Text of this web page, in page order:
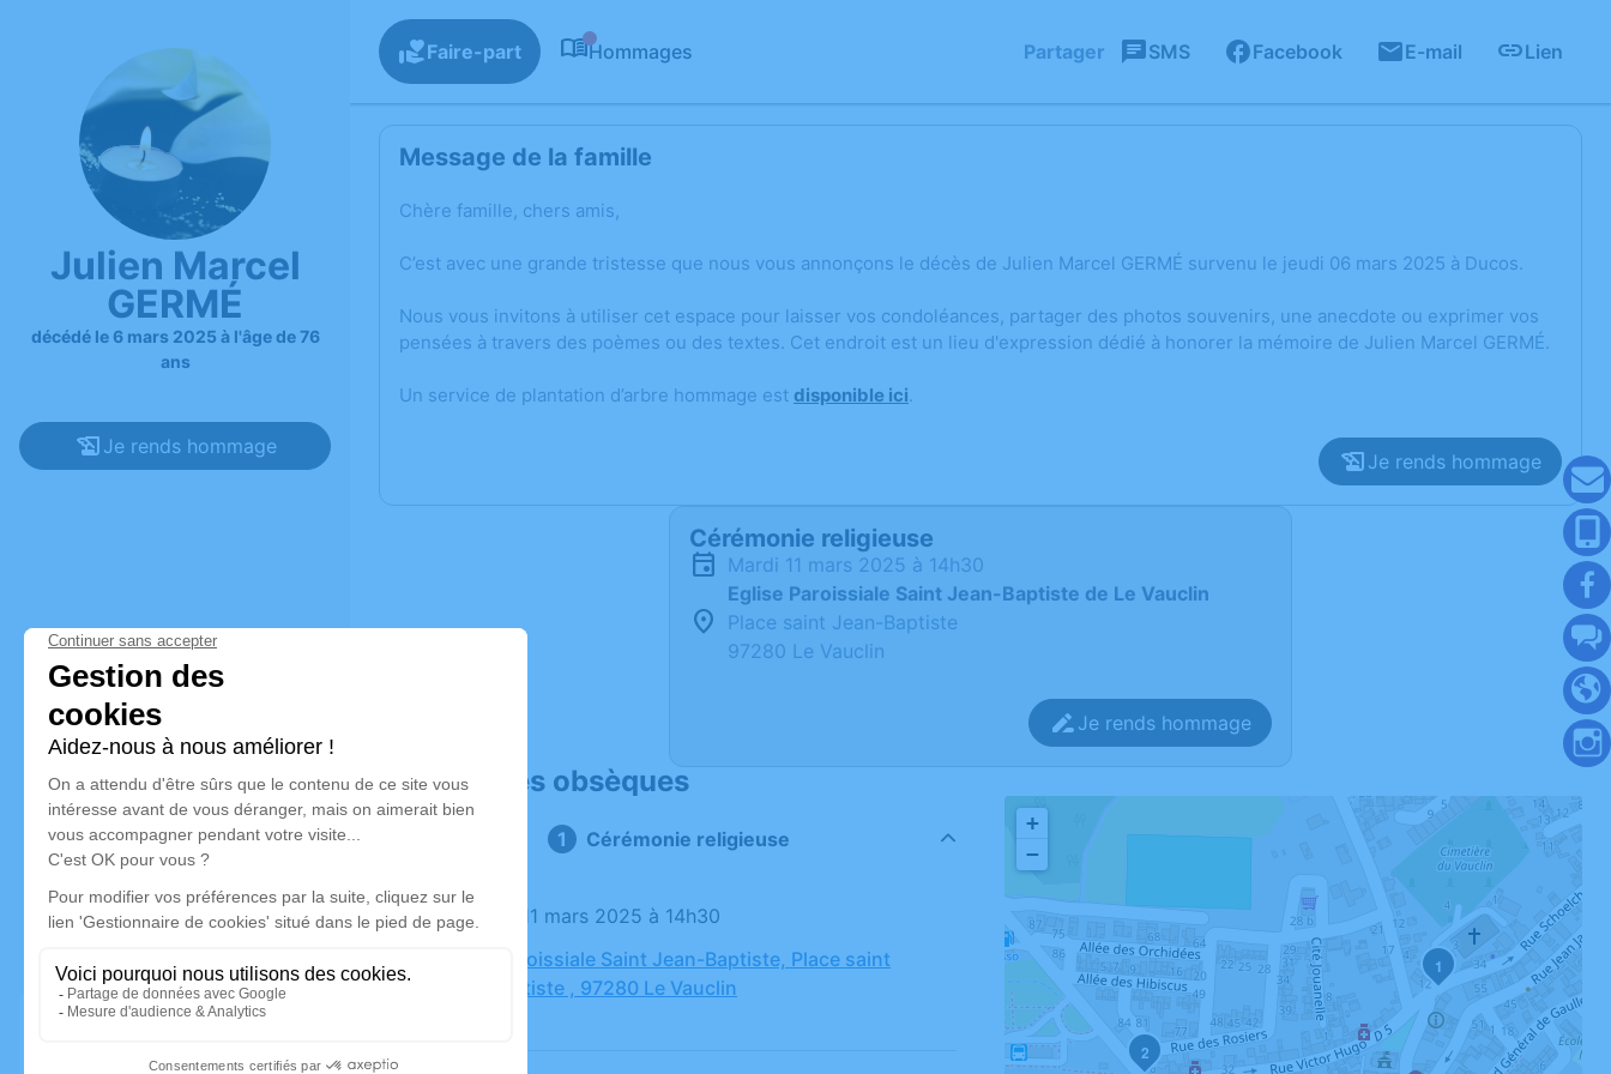
Julien Marcel
GERMÉ
décédé le 6 mars 2025 à l'âge de 76
ans
Je rends hommage
Faire-part Hommages Partager SMS Facebook E-mail Lien
Message de la famille
Chère famille, chers amis,
C’est avec une grande tristesse que nous vous annonçons le décès de Julien Marcel GERMÉ survenu le jeudi 06 mars 2025 à Ducos.
Nous vous invitons à utiliser cet espace pour laisser vos condoléances, partager des photos souvenirs, une anecdote ou exprimer vos
pensées à travers des poèmes ou des textes. Cet endroit est un lieu d'expression dédié à honorer la mémoire de Julien Marcel GERMÉ.
Un service de plantation d’arbre hommage est disponible ici.
Je rends hommage
Cérémonie religieuse
mardi 11 mars 2025 à 14h30
Eglise Paroissiale Saint Jean-Baptiste de Le Vauclin
Place saint Jean-Baptiste
97280 Le Vauclin
Je rends hommage
Déroulé des obsèques
Cérémonie religieuse
Le mardi 11 mars 2025 à 14h30
Eglise Paroissiale Saint Jean-Baptiste, Place saint
Jean-Baptiste , 97280 Le Vauclin
1
2
+
−